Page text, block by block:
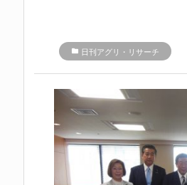
folder 日刊アグリ・リサーチ